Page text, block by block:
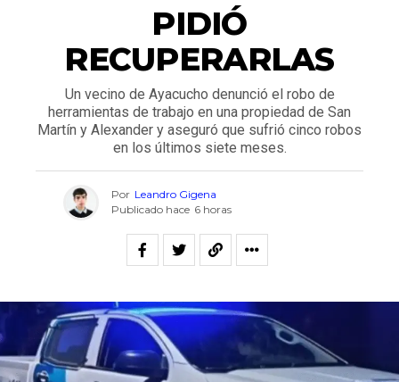
PIDIÓ
RECUPERARLAS
Un vecino de Ayacucho denunció el robo de
herramientas de trabajo en una propiedad de San
Martín y Alexander y aseguró que sufrió cinco robos
en los últimos siete meses.
Por Leandro Gigena
Publicado hace 6 horas